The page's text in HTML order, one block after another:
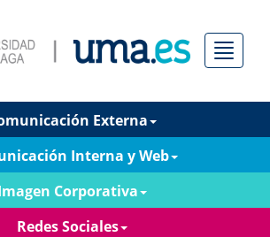
Menú
Externa
Interna y Web
Corporativa
Redes Sociales